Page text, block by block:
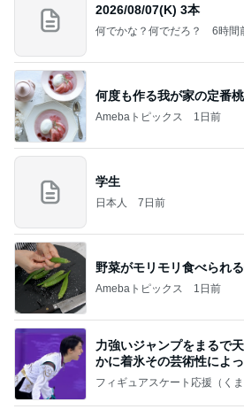
2026/08/07(K) 3本
何でかな？何でだろ？ 6時間
何度も作る我が家の定番
Amebaトピックス 1日前
学生
日本人 7日前
野菜がモリモリ食べられ
Amebaトピックス 1日前
力強いジャンプをまるで
かに着氷その芸術性によ
なす
フィギュアスケート応援（くま